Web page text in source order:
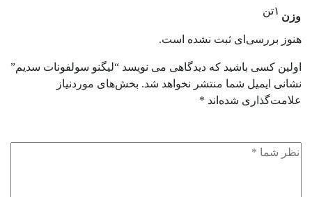
وزن ۱تن
هنوز بررسی‌ای ثبت نشده است.
اولین کسی باشید که دیدگاهی می نویسد “لیگنو سولفونات سدیم”
نشانی ایمیل شما منتشر نخواهد شد. بخش‌های موردنیاز
علامت‌گذاری شده‌اند *